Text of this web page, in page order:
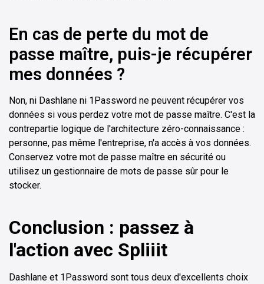
En cas de perte du mot de
passe maître, puis-je récupérer
mes données ?
Non, ni Dashlane ni 1Password ne peuvent récupérer vos
données si vous perdez votre mot de passe maître. C'est la
contrepartie logique de l'architecture zéro-connaissance :
personne, pas même l'entreprise, n'a accès à vos données.
Conservez votre mot de passe maître en sécurité ou
utilisez un gestionnaire de mots de passe sûr pour le
stocker.
Conclusion : passez à
l'action avec Spliiit
Dashlane et 1Password sont tous deux d'excellents choix